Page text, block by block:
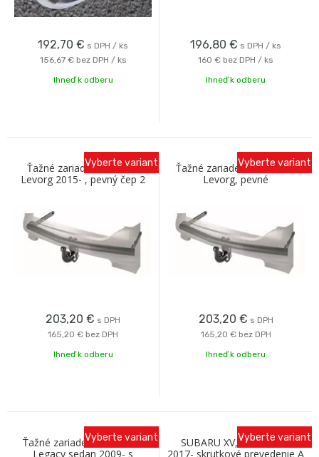
192,70 € s DPH / ks
156,67 € bez DPH / ks
Ihneď k odberu
196,80 € s DPH / ks
160 € bez DPH / ks
Ihneď k odberu
Ťažné zariadenie Subaru
Levorg 2015- , pevný čep 2
šrouby, Westfalia
203,20 € s DPH
165,20 € bez DPH
Vyberte variant
Ihneď k odberu
Ťažné zariadenie SUBARU
Levorg, pevné
203,20 € s DPH
165,20 € bez DPH
Vyberte variant
Ihneď k odberu
Ťažné zariadenie SUBARU
Legacy sedan 2009- s
Vyberte variant
SUBARU XV, Crossover,
2017- skrutkové prevedenie A
Vyberte variant